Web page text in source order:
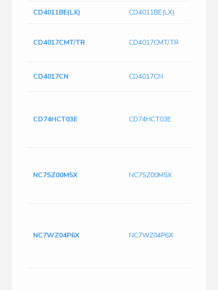
CD4011BE(LX) CD4011BE(LX)
CD4017CMT/TR CD4017CMT/TR
CD4017CN CD4017CN
CD74HCT03E CD74HCT03E
NC7SZ00M5X NC7SZ00M5X
NC7WZ04P6X NC7WZ04P6X